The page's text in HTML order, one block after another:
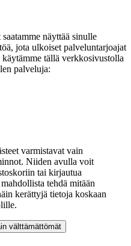
näyttää sinulle
jota ulkoiset palveluntarjoajat
tällä verkkosivustolla
palveluja:
varmistavat vain
Niiden avulla voit
tai kirjautua
tehdä mitään
kerättyjä tietoja koskaan
välttämättömät